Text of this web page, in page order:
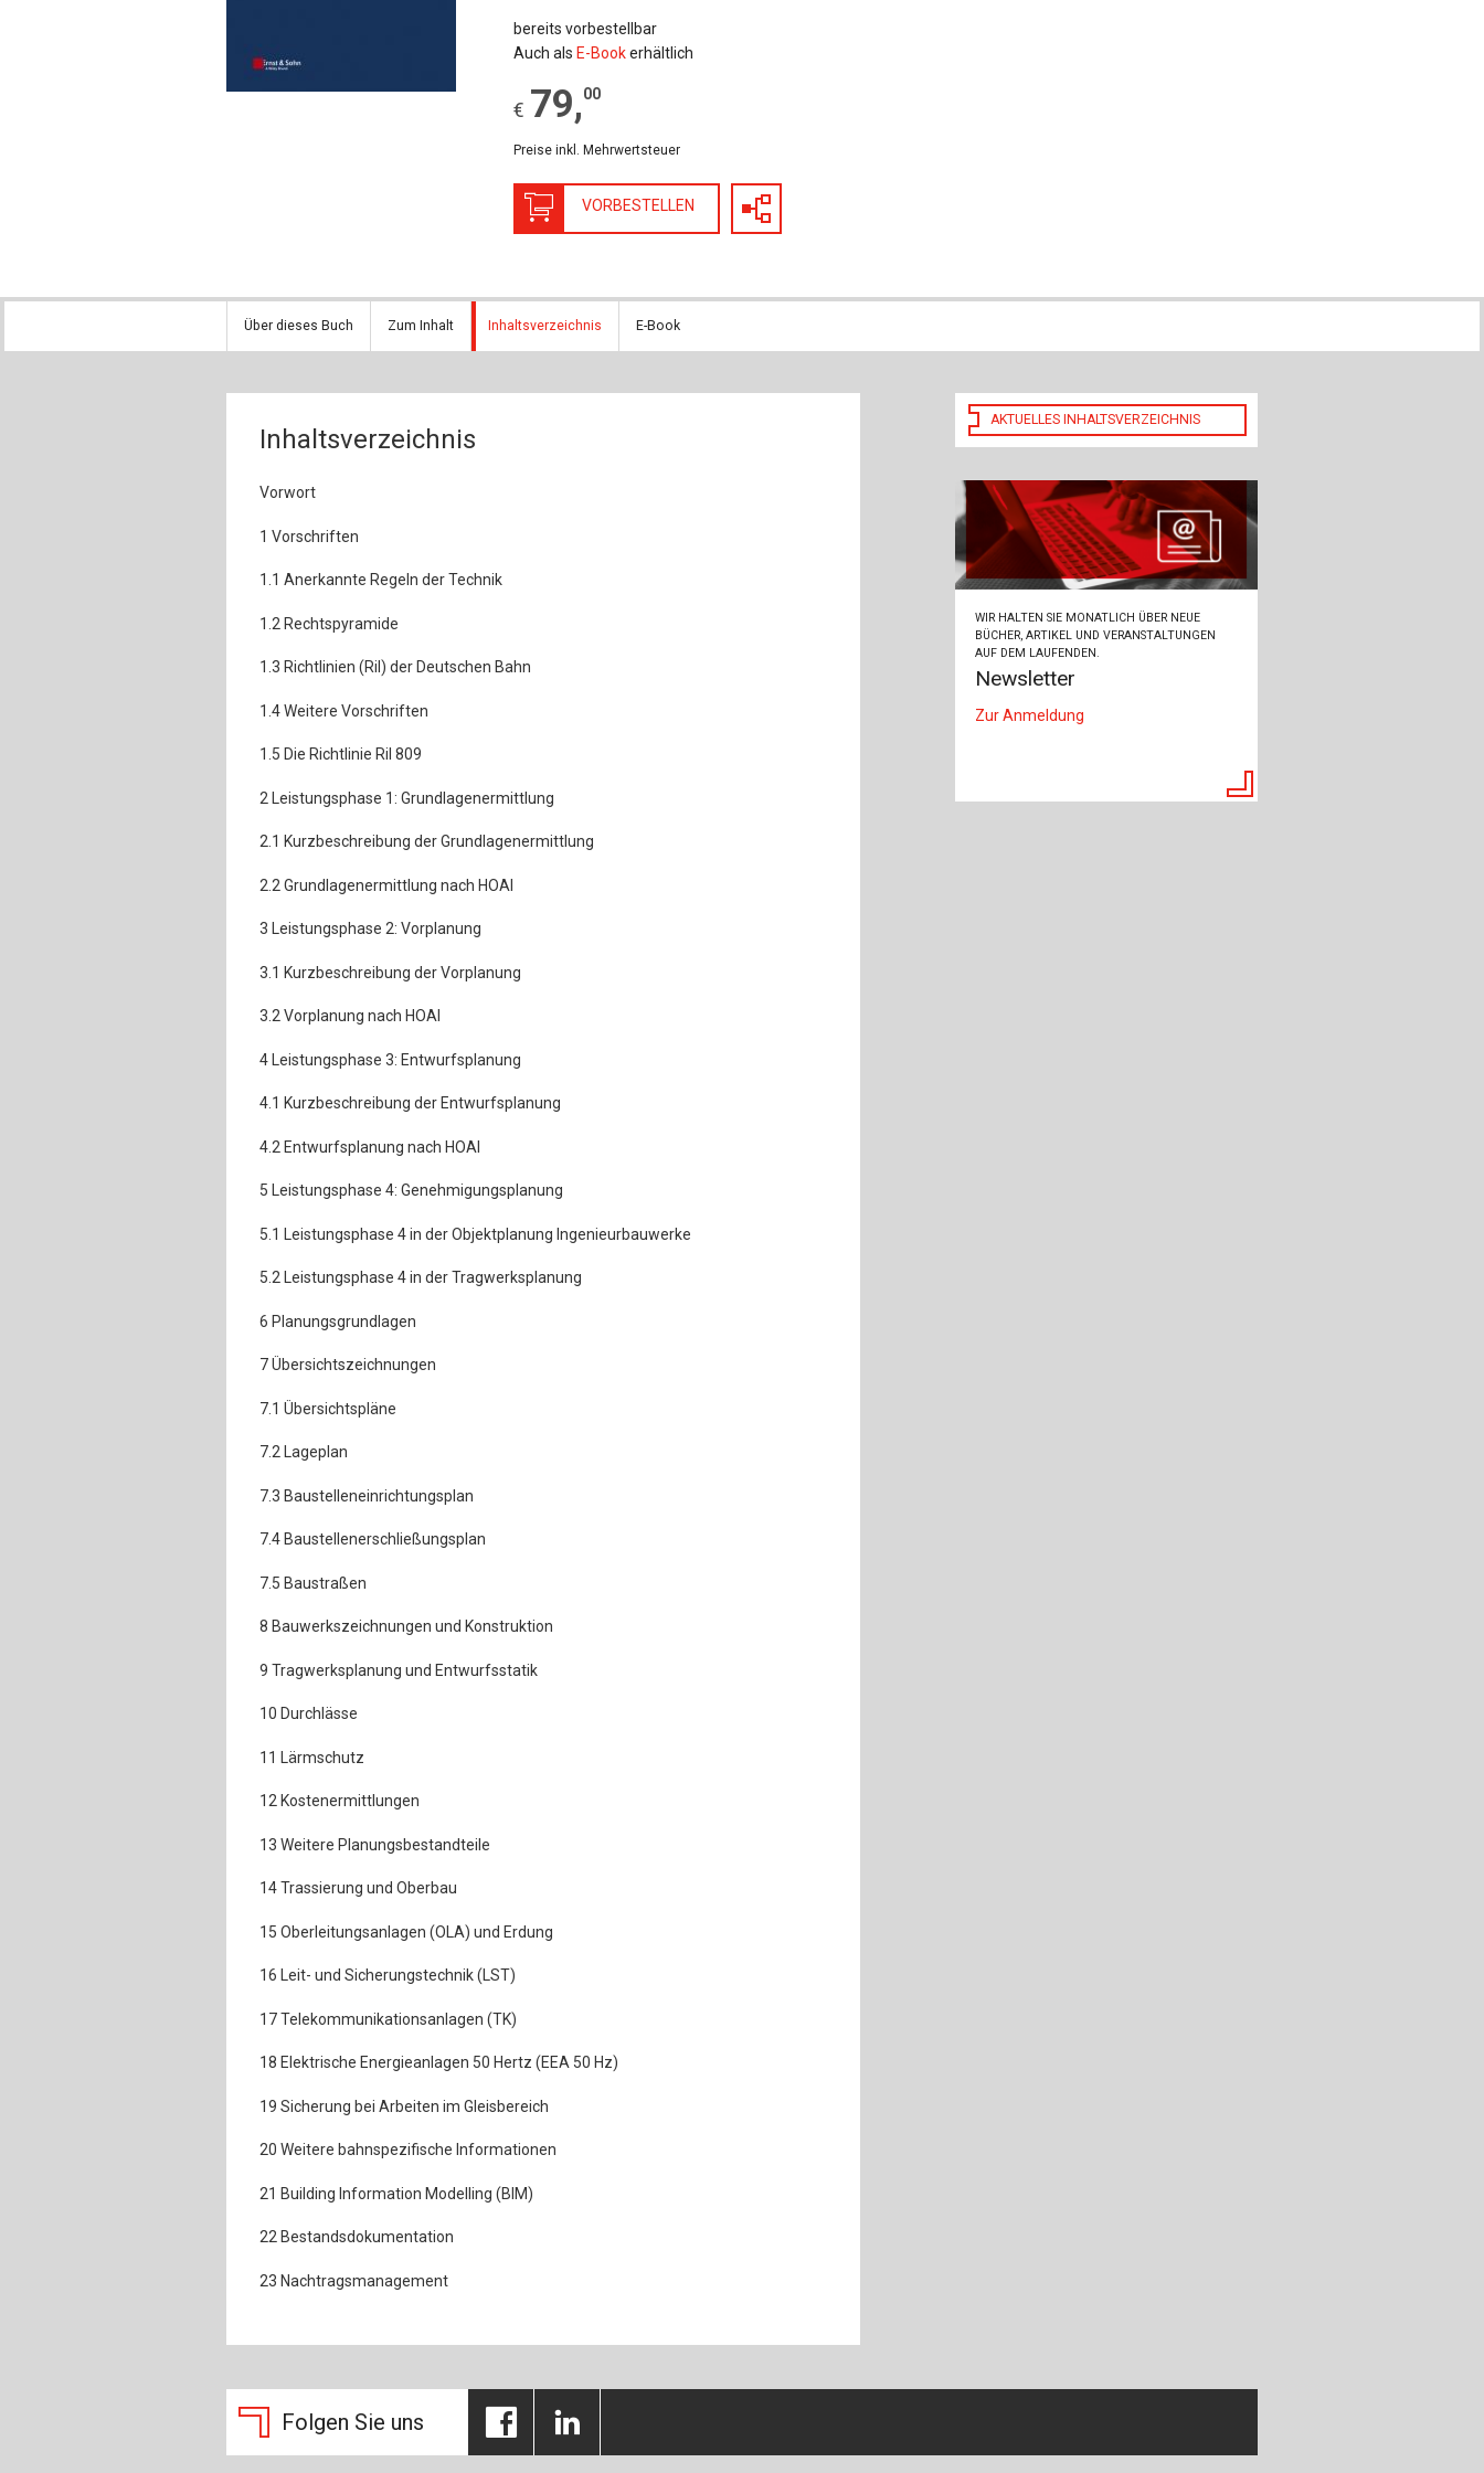
Bautechnikgeschichte
Brückenbau
E&S Zeitlos
bereits vorbestellbar
Auch als E-Bookerhältlich
€ 79,00
Preise inkl. Mehrwertsteuer
VORBESTELLEN
Über dieses Buch Zum Inhalt Inhaltsverzeichnis E-Book
Inhaltsverzeichnis
Vorwort
1 Vorschriften
1.1 Anerkannte Regeln der Technik
1.2 Rechtspyramide
1.3 Richtlinien (Ril) der Deutschen Bahn
1.4 Weitere Vorschriften
1.5 Die Richtlinie Ril 809
2 Leistungsphase 1: Grundlagenermittlung
2.1 Kurzbeschreibung der Grundlagenermittlung
2.2 Grundlagenermittlung nach HOAI
3 Leistungsphase 2: Vorplanung
3.1 Kurzbeschreibung der Vorplanung
3.2 Vorplanung nach HOAI
4 Leistungsphase 3: Entwurfsplanung
4.1 Kurzbeschreibung der Entwurfsplanung
4.2 Entwurfsplanung nach HOAI
5 Leistungsphase 4: Genehmigungsplanung
5.1 Leistungsphase 4 in der Objektplanung Ingenieurbauwerke
5.2 Leistungsphase 4 in der Tragwerksplanung
6 Planungsgrundlagen
7 Übersichtszeichnungen
7.1 Übersichtspläne
7.2 Lageplan
7.3 Baustelleneinrichtungsplan
7.4 Baustellenerschließungsplan
7.5 Baustraßen
8 Bauwerkszeichnungen und Konstruktion
9 Tragwerksplanung und Entwurfsstatik
10 Durchlässe
11 Lärmschutz
12 Kostenermittlungen
13 Weitere Planungsbestandteile
14 Trassierung und Oberbau
15 Oberleitungsanlagen (OLA) und Erdung
16 Leit- und Sicherungstechnik (LST)
17 Telekommunikationsanlagen (TK)
18 Elektrische Energieanlagen 50 Hertz (EEA 50 Hz)
19 Sicherung bei Arbeiten im Gleisbereich
20 Weitere bahnspezifische Informationen
21 Building Information Modelling (BIM)
22 Bestandsdokumentation
23 Nachtragsmanagement
AKTUELLES INHALTSVERZEICHNIS
WIR HALTEN SIE MONATLICH ÜBER NEUE
BÜCHER, ARTIKEL UND VERANSTALTUNGEN
AUF DEM LAUFENDEN.
Newsletter
Zur Anmeldung
Folgen Sie uns